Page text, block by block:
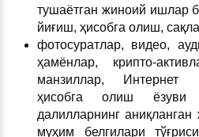
тушаётган жиноий ишлар
йиғиш, ҳисобга олиш,
фотосуратлар, видео,
ҳамёнлар, крипто-
манзиллар, Интернет
ҳисобга олиш ёзуви
далилларнинг
муҳим белгилари